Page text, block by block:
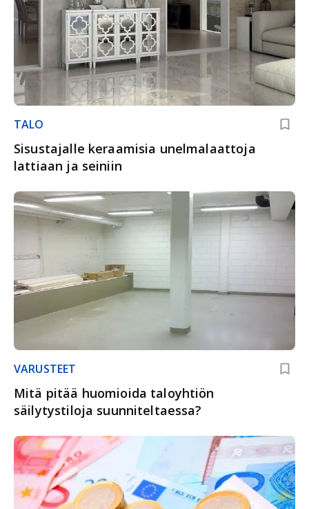
TALO
Sisustajalle keraamisia unelmalaattoja
lattiaan ja seiniin
VARUSTEET
Mitä pitää huomioida taloyhtiön
säilytystiloja suunniteltaessa?